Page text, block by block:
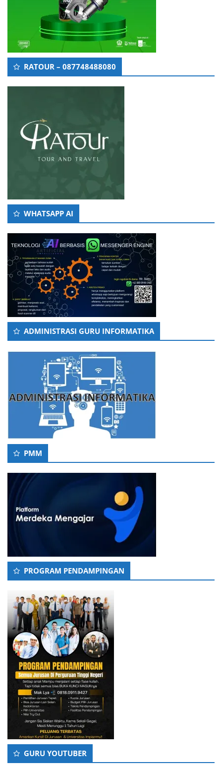
RATOUR – 087748488080
WHATSAPP AI
ADMINISTRASI GURU INFORMATIKA
PMM
PROGRAM PENDAMPINGAN
GURU YOUTUBER